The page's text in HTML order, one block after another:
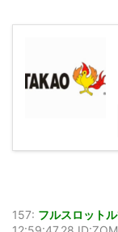
157: フルスロット